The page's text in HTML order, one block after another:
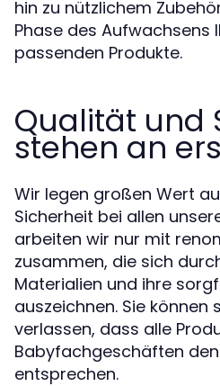
hin zu nützlichem
Phase des Aufwachsens
passenden Produkte.
Qualität und
stehen an
Wir legen großen Wert
Sicherheit bei allen
arbeiten wir nur mit
zusammen, die sich
Materialien und ihre
auszeichnen. Sie können
verlassen, dass alle
Babyfachgeschäften
entsprechen.